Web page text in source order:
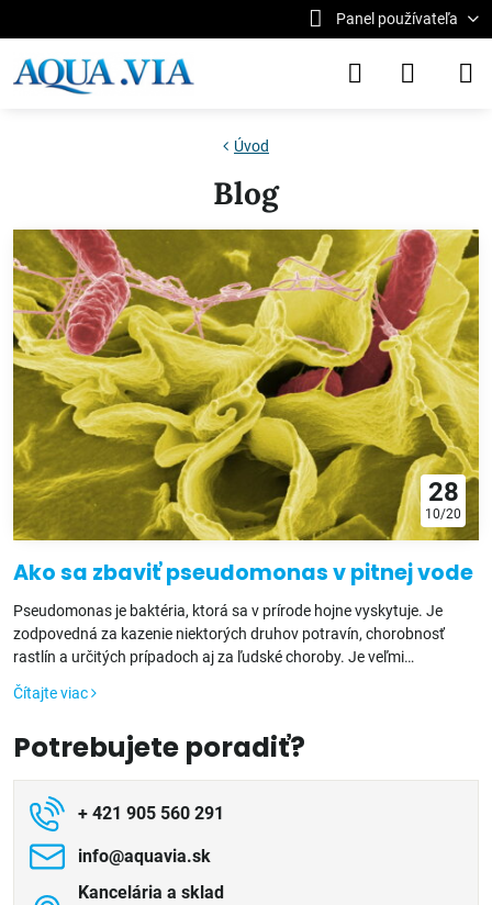
Panel používateľa
Úvod
Blog
28
10/20
Ako sa zbaviť pseudomonas v pitnej vode
Pseudomonas je baktéria, ktorá sa v prírode hojne vyskytuje. Je
zodpovedná za kazenie niektorých druhov potravín, chorobnosť
rastlín a určitých prípadoch aj za ľudské choroby. Je veľmi
baktérie len ťažko hľadali. Poďme sa preto pozrieť, ako sa jej zbaviť v
Čítajte viac
Potrebujete poradiť?
+ 421 905 560 291
info​@aquavia​.sk
Kancelária a sklad